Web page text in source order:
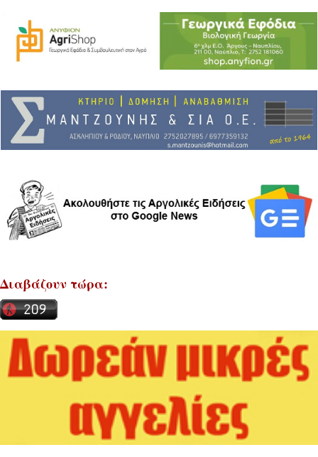
Διαβάζουν τώρα: